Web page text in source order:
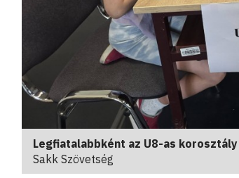
Legfiatalabbként az U8-as
Sakk Szövetség